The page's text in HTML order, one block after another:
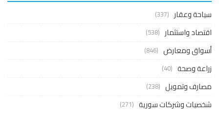
وعقار (337)
واستثمار (538)
ومعارض (846)
وصحة (40)
وتمويل (238)
وشركات سورية (271)